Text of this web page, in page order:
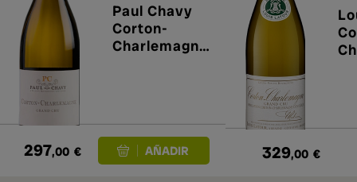
Paul Chavy
Corton-
Charlemagne
297,00 € 329,00 €